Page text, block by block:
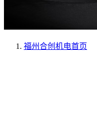
福州合创机电首页